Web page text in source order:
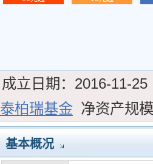
成立日期： 2016-11-25
泰柏瑞基金 净资产规
基本概况